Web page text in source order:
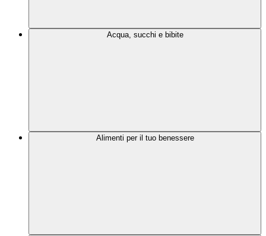
Acqua, succhi e bibite
Alimenti per il tuo benessere